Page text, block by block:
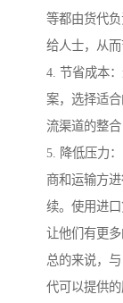
等都由货代
给人士，从而
4. 节省成本
案，选择适
流渠道的整合
5. 降低压力
商和运输方
续。使用进
让他们有更多
总的来说，
代可以提供